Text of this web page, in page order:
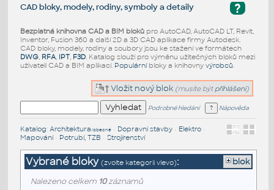
?
CAD bloky, modely, rodiny, symboly a detaily
Bezplatná knihovna CAD a BIM blokůpro AutoCAD, AutoCAD LT, Revit,
Inventor, Fusion 360 a další 2D a 3D CAD aplikace firmy Autodesk.
CAD bloky, modely, rodiny a soubory jsou ke stažení ve formátech
DWG, RFA, IPT, F3D. Katalog slouží pro výměnu užitečných bloků mezi
uživateli CAD a BIM aplikací. Populárníbloky a knihovny výrobců.
Vložit nový blok (musíte být přihlášeni)
Podrobné hledání Nápověda
Katalog: Architektura/obecné• Dopravní stavby• Elektro•
Mapování• Potrubí, TZB • Strojírenství
Vybrané bloky (zvolte kategorii vlevo): blok
Nalezeno celkem 10záznamů